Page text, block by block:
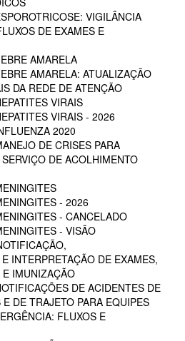
VIGILÂNCIA
DE EXAMES E
AMARELA
AMARELA: ATUALIZAÇÃO
DA REDE DE ATENÇÃO
VIRAIS
VIRAIS - 2026
2020
DE CRISES PARA
DE ACOLHIMENTO
- 2026
- CANCELADO
- VISÃO
INTERPRETAÇÃO DE EXAMES,
IMUNIZAÇÃO
DE ACIDENTES DE
DE TRAJETO PARA EQUIPES
FLUXOS E